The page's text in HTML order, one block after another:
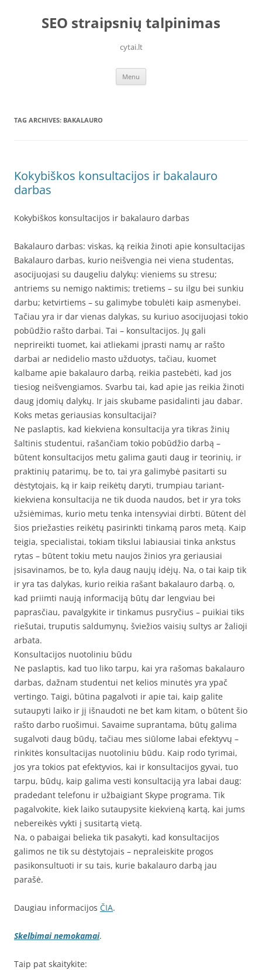
contentSEO straipsnių talpinimas
cytai.lt
Menu
TAG ARCHIVES: BAKALAURO
Kokybiškos konsultacijos ir bakalauro
darbas
Kokybiškos konsultacijos ir bakalauro darbas
Bakalauro darbas: viskas, ką reikia žinoti apie konsultacijas
Bakalauro darbas, kurio neišvengia nei viena studentas,
asocijuojasi su daugeliu dalykų: vieniems su stresu;
antriems su nemigo naktimis; tretiems – su ilgu bei sunkiu
darbu; ketvirtiems – su galimybe tobulėti kaip asmenybei.
Tačiau yra ir dar vienas dalykas, su kuriuo asocijuojasi tokio
pobūdžio rašto darbai. Tai – konsultacijos. Jų gali
neprireikti tuomet, kai atliekami įprasti namų ar rašto
darbai ar nedidelio masto užduotys, tačiau, kuomet
kalbame apie bakalauro darbą, reikia pastebėti, kad jos
tiesiog neišvengiamos. Svarbu tai, kad apie jas reikia žinoti
daug įdomių dalykų. Ir jais skubame pasidalinti jau dabar.
Koks metas geriausias konsultacijai?
Ne paslaptis, kad kiekviena konsultacija yra tikras žinių
šaltinis studentui, rašančiam tokio pobūdžio darbą –
būtent konsultacijos metu galima gauti daug ir teorinių, ir
praktinių patarimų, be to, tai yra galimybė pasitarti su
dėstytojais, ką ir kaip reikėtų daryti, trumpiau tariant-
kiekviena konsultacija ne tik duoda naudos, bet ir yra toks
užsiėmimas, kurio metu tenka intensyviai dirbti. Būtent dėl
šios priežasties reikėtų pasirinkti tinkamą paros metą. Kaip
teigia, specialistai, tokiam tikslui labiausiai tinka ankstus
rytas – būtent tokiu metu naujos žinios yra geriausiai
įsisavinamos, be to, kyla daug naujų idėjų. Na, o tai kaip tik
ir yra tas dalykas, kurio reikia rašant bakalauro darbą. o,
kad priimti naują informaciją būtų dar lengviau bei
paprasčiau, pavalgykite ir tinkamus pusryčius – puikiai tiks
riešutai, truputis saldumynų, šviežios vaisių sultys ar žalioji
arbata.
Konsultacijos nuotoliniu būdu
Ne paslaptis, kad tuo liko tarpu, kai yra rašomas bakalauro
darbas, dažnam studentui net kelios minutės yra ypač
vertingo. Taigi, būtina pagalvoti ir apie tai, kaip galite
sutaupyti laiko ir jį išnaudoti ne bet kam kitam, o būtent šio
rašto darbo ruošimui. Savaime suprantama, būtų galima
sugalvoti daug būdų, tačiau mes siūlome labai efektyvų –
rinkitės konsultacijas nuotoliniu būdu. Kaip rodo tyrimai,
jos yra tokios pat efektyvios, kai ir konsultacijos gyvai, tuo
tarpu, būdų, kaip galima vesti konsultaciją yra labai daug:
pradedant telefonu ir užbaigiant Skype programa. Tik
pagalvokite, kiek laiko sutaupysite kiekvieną kartą, kai jums
nebereikės vykti į susitartą vietą.
Na, o pabaigai belieka tik pasakyti, kad konsultacijos
galimos ne tik su dėstytojais – nepraleiskite progos
pasikonsultuoti ir su tais, kurie bakalauro darbą jau
parašė.
Daugiau informacijos ČIA.
Skelbimai nemokamai.
Taip pat skaitykite: